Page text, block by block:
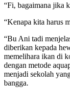
“Fi, bagaimana jika
“Kenapa kita harus
“Bu Ani tadi
diberikan kepada
memelihara ikan di
dengan metode
menjadi sekolah
bangga.